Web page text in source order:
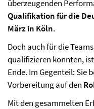
überzeugenden
Qualifikation für die
März in Köln.
Doch auch für die
qualifizieren konnten,
Ende. Im Gegenteil: Sie
Vorbereitung auf den
Mit den gesammelten